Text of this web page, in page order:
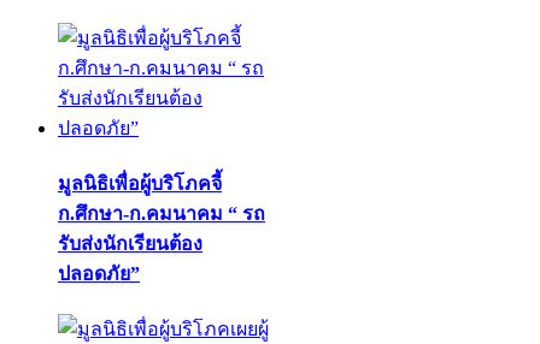
มูลนิธิเพื่อผู้บริโภคจี้
ก.ศึกษา-ก.คมนาคม “ รถ
รับส่งนักเรียนต้อง
ปลอดภัย”